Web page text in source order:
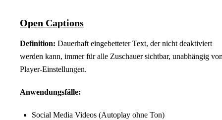
Open Captions
Definition: Dauerhaft eingebetteter Text, der nicht deaktiviert
werden kann, immer für alle Zuschauer sichtbar, unabhängig
Player-Einstellungen.
Anwendungsfälle:
Social Media Videos (Autoplay ohne Ton)